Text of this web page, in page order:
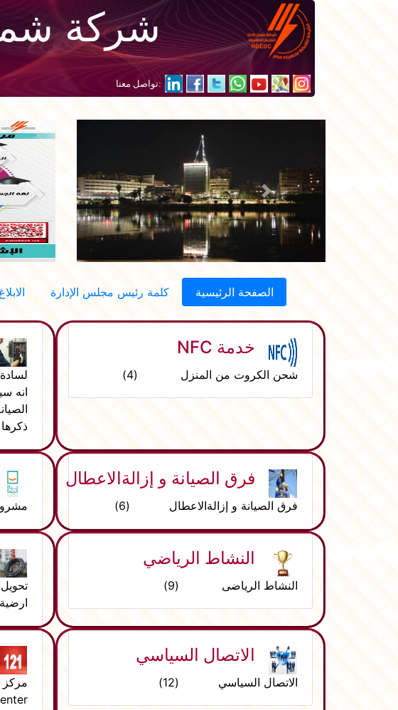
شركة
:تواصل معنا
Next
الصفحة الرئيسية كلمة رئيس مجلس الإدارة
خدمة NFC
شحن الكروت من المنزل (4)
انه
فرق الصيانة و إزالةالاعطال
فرق الصيانة و إزالةالاعطال (6)
النشاط الرياضي
النشاط الرياضى (9)
الاتصال السياسي
الاتصال السياسي (12)
(13)